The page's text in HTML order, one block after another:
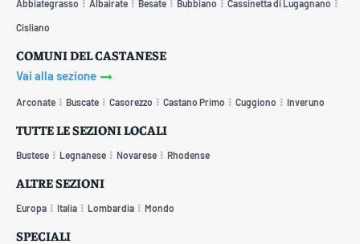
Abbiategrasso Albairate Besate Bubbiano Cassinetta di Lugagnano
Cisliano
COMUNI DEL CASTANESE
Vai alla sezione
Arconate Buscate Casorezzo Castano Primo Cuggiono Inveruno
TUTTE LE SEZIONI LOCALI
Bustese Legnanese Novarese Rhodense
ALTRE SEZIONI
Europa Italia Lombardia Mondo
SPECIALI